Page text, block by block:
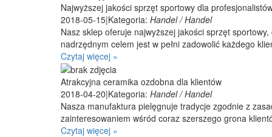
Najwyższej jakości sprzęt sportowy dla
2018-05-15|Kategoria: Handel / Handel
Nasz sklep oferuje najwyższej jakości sprzęt
nadrzędnym celem jest w pełni zadowolić każdego
Czytaj więcej »
Atrakcyjna ceramika ozdobna dla klientów
2018-04-20|Kategoria: Handel / Handel
Nasza manufaktura pielęgnuje tradycje zgodnie z
zainteresowaniem wśród coraz szerszego grona
Czytaj więcej »